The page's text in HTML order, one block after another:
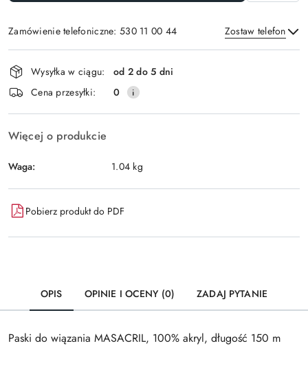
Zamówienie telefoniczne: 530 11 00 44 Zostaw telefon
Wyślij
Dostępność
i
dostawa
Wysyłka w ciągu:
od 2 do 5 dni
Cena przesyłki:
0
Więcej o produkcie
Waga: 1.04 kg
Pobierz produkt do PDF
OPIS OPINIE I OCENY (0) ZADAJ PYTANIE
Paski do wiązania MASACRIL, 100% akryl, długość 150 m